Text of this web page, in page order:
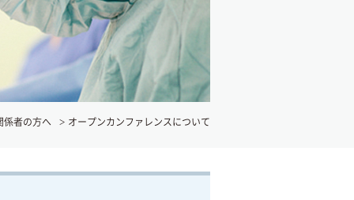
係者の方へ オープンカンファレンスについて